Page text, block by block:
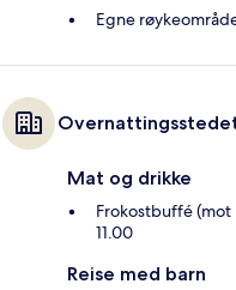
Egne
Mat og drikke
Frokostbuffé (mot
11.00
Reise med barn